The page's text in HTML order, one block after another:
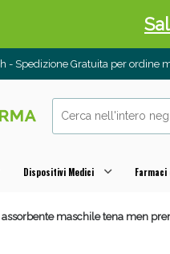
- Spedizione Gratuita per ordine
Dispositivi Medici Farmaci
maschile tena men